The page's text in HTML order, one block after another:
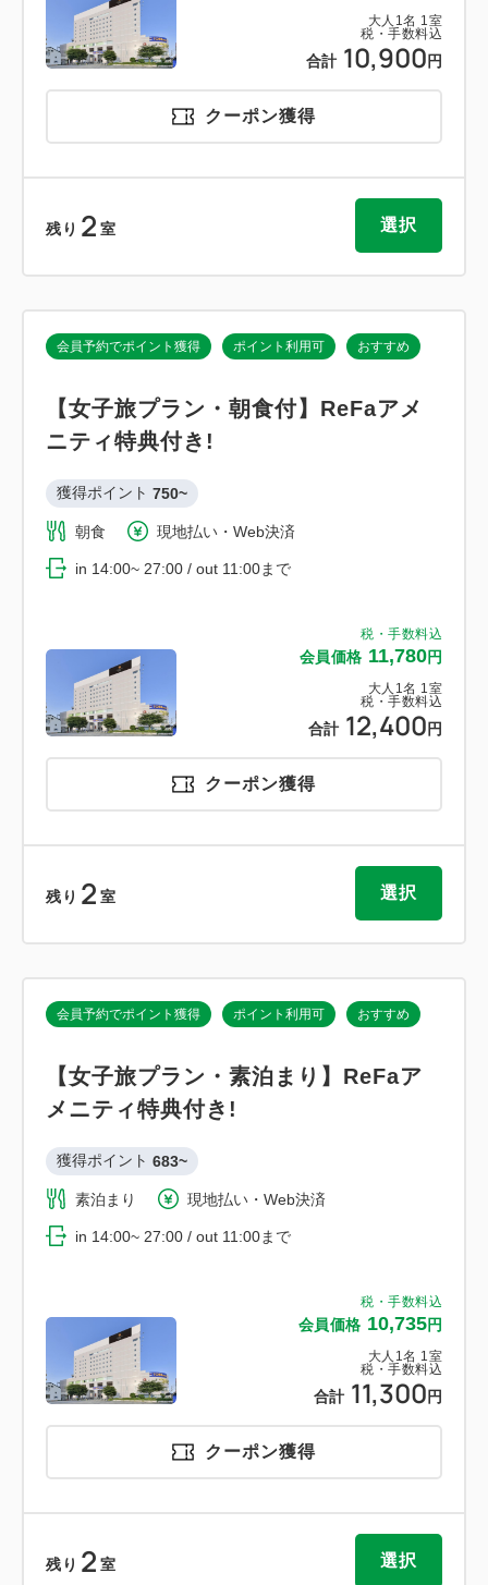
大人 1 名 1 室
税・手数料込
合計 10,900 円
クーポン獲得
残り 2 室 選択
税・手数料込
会員価格 11,780円
大人 1 名 1 室
税・手数料込
合計 12,400 円
会員予約でポイント獲得 ポイント利用可 おすすめ
【女子旅プラン・朝食付】ReFaアメ
ニティ特典付き!
獲得ポイント 750~
朝食 現地払い・Web決済
in 14:00~ 27:00 / out 11:00まで
クーポン獲得
残り 2 室 選択
税・手数料込
会員価格 10,735円
大人 1 名 1 室
税・手数料込
合計 11,300 円
会員予約でポイント獲得 ポイント利用可 おすすめ
【女子旅プラン・素泊まり】ReFaア
メニティ特典付き!
獲得ポイント 683~
素泊まり 現地払い・Web決済
in 14:00~ 27:00 / out 11:00まで
クーポン獲得
残り 2 室 選択